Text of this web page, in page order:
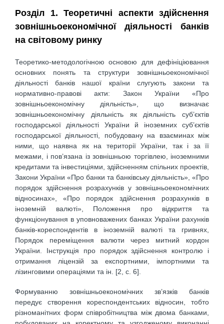
Розділ 1. Теоретичні аспекти здійснення
зовнішньоекономічної діяльності банків
на світовому ринку
Теоретико-методологічною основою для дефініціювання
основних понять та структури зовнішньоекономічної
діяльності банків нашої країни слугують закони та
нормативно-правові акти: Закон України «Про
зовнішньоекономічну діяльність», що визначає
зовнішньоекономічну діяльність як діяльність суб’єктів
господарської діяльності України й іноземних суб’єктів
господарської діяльності, побудовану на взаєминах між
ними, що наявна як на території України, так і за її
межами, і пов’язана із зовнішньою торгівлею, іноземними
кредитами та інвестиціями, здійсненням спільних проектів,
Закони України «Про банки та банківську діяльність», «Про
порядок здійснення розрахунків у зовнішньоекономічних
відносинах», «Про порядок здійснення розрахунків в
іноземній валюті», Положення про відкриття та
функціонування в уповноважених банках України рахунків
банків-кореспондентів в іноземній валюті та гривнях,
Порядок переміщення валюти через митний кордон
України. Інструкція про порядок здійснення контролю і
отримання ліцензій за експортними, імпортними та
лізинговими операціями та ін. [2, с. 6].
Формуванню зовнішньоекономічних зв’язків банків
передує створення кореспондентських відносин, тобто
різноманітних форм співробітництва між двома банками,